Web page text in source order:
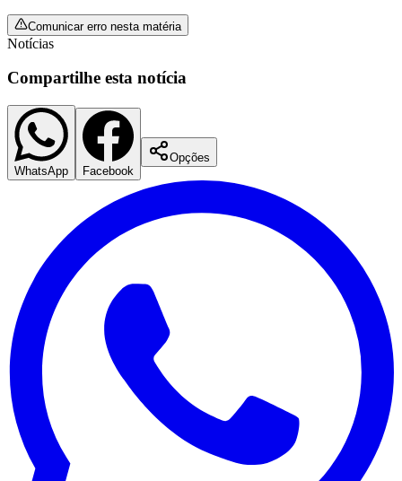
Flamengo
Comunicar erro nesta matéria
Notícias
Compartilhe esta notícia
WhatsApp Facebook
Opções